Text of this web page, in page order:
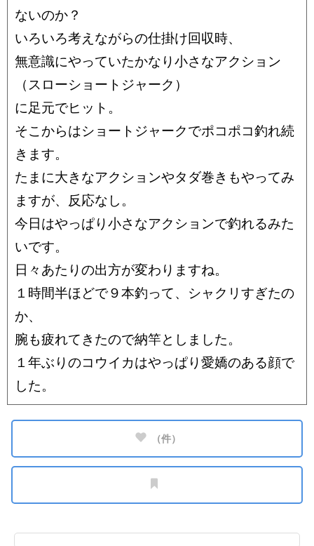
ないのか？
いろいろ考えながらの仕掛け回収時、
無意識にやっていたかなり小さなアクション
（スローショートジャーク）
に足元でヒット。
そこからはショートジャークでポコポコ釣れ続
きます。
たまに大きなアクションやタダ巻きもやってみ
ますが、反応なし。
今日はやっぱり小さなアクションで釣れるみた
いです。
日々あたりの出方が変わりますね。
１時間半ほどで９本釣って、シャクリすぎたの
か、
腕も疲れてきたので納竿としました。
１年ぶりのコウイカはやっぱり愛嬌のある顔で
した。
（件）